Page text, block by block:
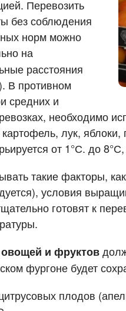
бытовой химии
домашних вещей
цветов
Перевозить
без соблюдения
норм можно
на
расстояния
В противном
средних и
необходимо
картофель, лук,
от 1°С. до
такие факторы,
условия
готовят к
и фруктов
фургоне будет
плодов